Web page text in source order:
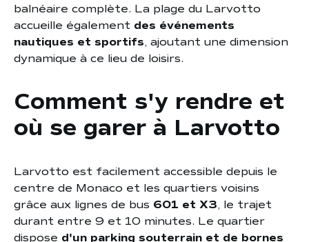
balnéaire complète. La plage du Larvotto
accueille également des événements
nautiques et sportifs, ajoutant une dimension
dynamique à ce lieu de loisirs.
Comment s'y rendre et
où se garer à Larvotto
Larvotto est facilement accessible depuis le
centre de Monaco et les quartiers voisins
grâce aux lignes de bus 601 et X3, le trajet
durant entre 9 et 10 minutes. Le quartier
dispose d'un parking souterrain et de bornes